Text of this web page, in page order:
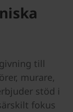
till
murare,
stöd i
fokus